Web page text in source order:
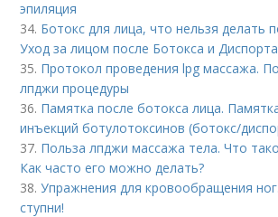
эпиляция
34. Ботокс для лица, что нельзя делать
Уход за лицом после Ботокса и Диспорта
35. Протокол проведения lpg массажа.
лпджи процедуры
36. Памятка после ботокса лица.
инъекций ботулотоксинов (ботокс/
37. Польза лпджи массажа тела. Что
Как часто его можно делать?
38.Упражнения для кровообращения
ступни!